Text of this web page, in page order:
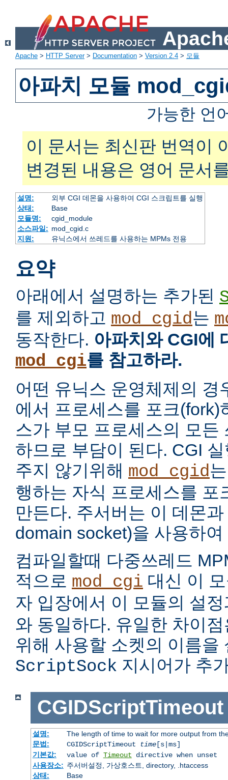
Apache > HTTP Server> Documentation > Version 2.4 > 모듈
아파치 모듈
가능한 언
이 문서는 최신판 번역이
변경된 내용은 영어 문서
설명:
외부 CGI 데몬을 사용하여 CGI 스크립트를 실행
상태:
Base
모듈명:
cgid_module
소스파일: mod_cgid.c
지원:
유닉스에서 쓰레드를 사용하는 MPMs 전용
요약
아래에서 설명하는 추가된
를 제외하고 mod_cgid는
동작한다. 아파치와 CGI에
mod_cgi를 참고하라.
어떤 유닉스 운영체제의 경
에서 프로세스를 포크(fork)
스가 부모 프로세스의 모든
하므로 부담이 된다. CGI
주지 않기위해 mod_cgid
행하는 자식 프로세스를 포
만든다. 주서버는 이 데몬
domain socket)을 사용하
컴파일할때 다중쓰레드
적으로 mod_cgi 대신 이
자 입장에서 이 모듈의 설
와 동일하다. 유일한 차이
위해 사용할 소켓의 이름을
ScriptSock 지시어가 추
CGIDScriptTimeout
설명:
The length of time to wait for more output from
문법:
CGIDScriptTimeout time[s|ms]
기본값:
value of Timeout directive when unset
사용장소: 주서버설정, 가상호스트, directory, .htaccess
상태:
Base